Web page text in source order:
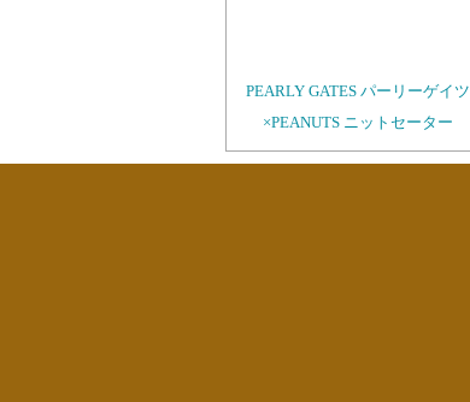
PEARLY GATES パーリーゲイツ
×PEANUTS ニットセーター